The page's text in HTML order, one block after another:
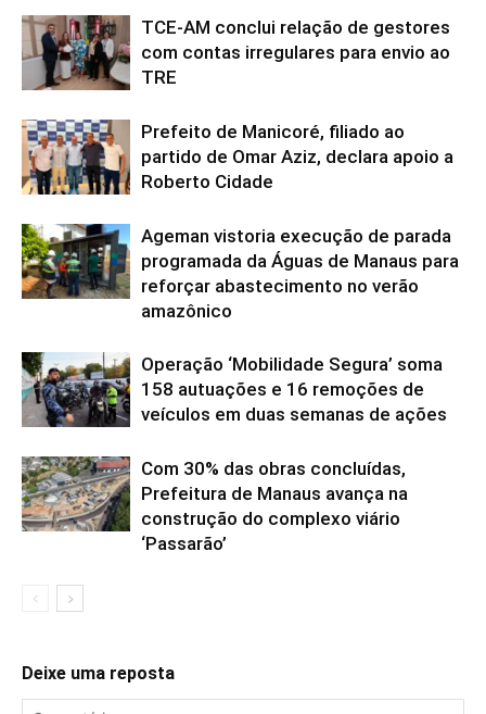
TCE-AM conclui relação de gestores
com contas irregulares para envio ao
TRE
Prefeito de Manicoré, filiado ao
partido de Omar Aziz, declara apoio a
Roberto Cidade
Ageman vistoria execução de parada
programada da Águas de Manaus para
reforçar abastecimento no verão
amazônico
Operação ‘Mobilidade Segura’ soma
158 autuações e 16 remoções de
veículos em duas semanas de ações
Com 30% das obras concluídas,
Prefeitura de Manaus avança na
construção do complexo viário
‘Passarão’
Deixe uma reposta